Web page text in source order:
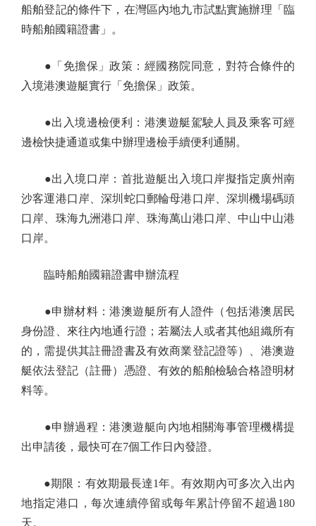
船舶登記的條件下，在灣區內地九市試點實施辦理「臨
時船舶國籍證書」。
●「免擔保」政策：經國務院同意，對符合條件的
入境港澳遊艇實行「免擔保」政策。
●出入境邊檢便利：港澳遊艇駕駛人員及乘客可經
邊檢快捷通道或集中辦理邊檢手續便利通關。
●出入境口岸：首批遊艇出入境口岸擬指定廣州南
沙客運港口岸、深圳蛇口郵輪母港口岸、深圳機場碼頭
口岸、珠海九洲港口岸、珠海萬山港口岸、中山中山港
口岸。
臨時船舶國籍證書申辦流程
●申辦材料：港澳遊艇所有人證件（包括港澳居民
身份證、來往內地通行證；若屬法人或者其他組織所有
的，需提供其註冊證書及有效商業登記證等）、港澳遊
艇依法登記（註冊）憑證、有效的船舶檢驗合格證明材
料等。
●申辦過程：港澳遊艇向內地相關海事管理機構提
出申請後，最快可在7個工作日內發證。
●期限：有效期最長達1年。有效期內可多次入出內
地指定港口，每次連續停留或每年累計停留不超過180
天。